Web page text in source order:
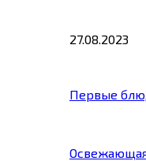
27.08.2023
Первые
Освежающая